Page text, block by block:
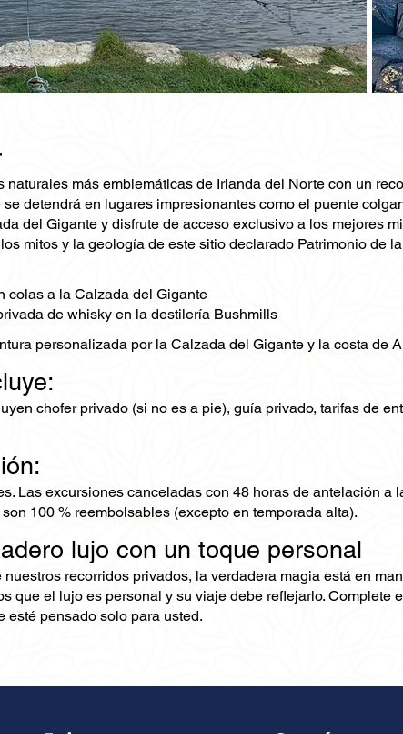
naturales más emblemáticas de Irlanda del Norte con un
detendrá en lugares impresionantes como el puente
del Gigante y disfrute de acceso exclusivo a los mejores
mitos y la geología de este sitio declarado Patrimonio de
colas a la Calzada del Gigante
de whisky en la destilería Bushmills
personalizada por la Calzada del Gigante y la costa de
chofer privado (si no es a pie), guía privado, tarifas de
Las excursiones canceladas con 48 horas de antelación
100 % reembolsables (excepto en temporada alta).
lujo con un toque personal
recorridos privados, la verdadera magia está en
que el lujo es personal y su viaje debe reflejarlo.
esté pensado solo para usted.